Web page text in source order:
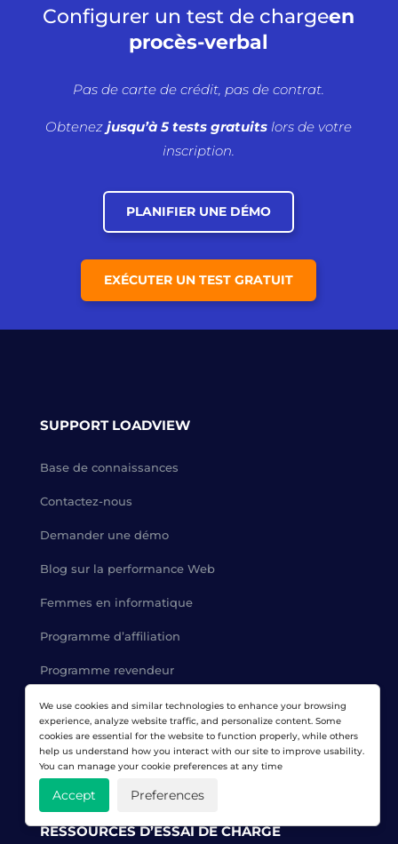
Configurer un test de chargeen
procès-verbal
Pas de carte de crédit, pas de contrat.
Obtenezjusqu’à 5 tests gratuits lors de votre
inscription.
PLANIFIER UNE DÉMO
EXÉCUTER UN TEST GRATUIT
SUPPORT LOADVIEW
Base de connaissances
Contactez-nous
Demander une démo
Blog sur la performance Web
Femmes en informatique
Programme d’affiliation
Programme revendeur
Services de test de charge
Certification d’expert
Qui sommes-nous
RESSOURCES D’ESSAI DE CHARGE
We use cookies and similar technologies to enhance your browsing
experience, analyze website traffic, and personalize content. Some
cookies are essential for the website to function properly, while others
help us understand how you interact with our site to improve usability.
You can manage your cookie preferences at any time
Accept Preferences